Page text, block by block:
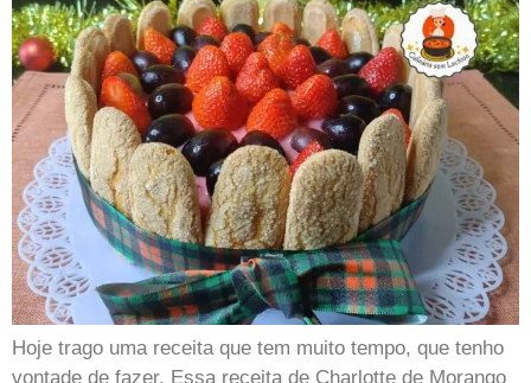
Hoje trago uma receita que tem muito tempo, que tenho
vontade de fazer. Essa receita de Charlotte de Morango